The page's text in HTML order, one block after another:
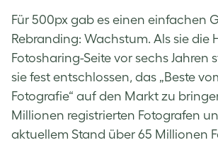
Für 500px gab es einen einfachen
Rebranding: Wachstum. Als sie die
Fotosharing-Seite vor sechs Jahren
sie fest entschlossen, das „Beste
Fotografie“ auf den Markt zu
Millionen registrierten Fotografen
aktuellem Stand über 65 Millionen